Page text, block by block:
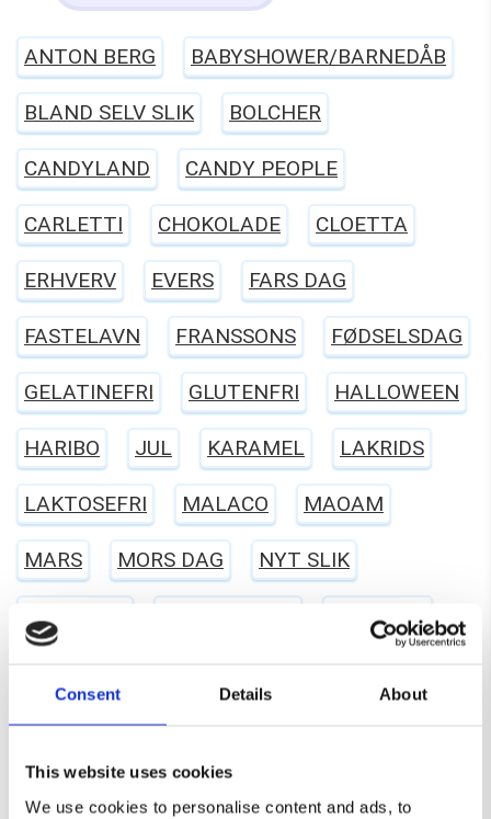
Consent Details About
This website uses cookies
We use cookies to personalise content and ads, to
ANTON BERG BABYSHOWER/BARNEDÅB
BLAND SELV SLIK BOLCHER
CANDYLAND CANDY PEOPLE
CARLETTI CHOKOLADE CLOETTA
ERHVERV EVERS FARS DAG
FASTELAVN FRANSSONS FØDSELSDAG
GELATINEFRI GLUTENFRI HALLOWEEN
HARIBO JUL KARAMEL LAKRIDS
LAKTOSEFRI MALACO MAOAM
MARS MORS DAG NYT SLIK
RED BAND SKITTLES
SLIK KASSER (KØB 2 KG.)
SLIKPOSER SUKKERFRI SLIK